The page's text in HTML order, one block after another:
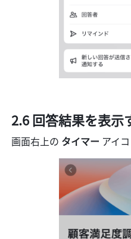
2.6 回答結果を表示
画面右上の タイマー アイ